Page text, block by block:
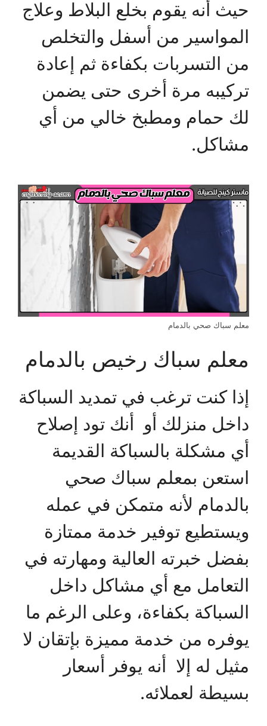
حيث أنه يقوم بخلع البلاط وعلاج
المواسير من أسفل والتخلص
من التسربات بكفاءة ثم إعادة
تركيبه مرة أخرى حتى يضمن
لك حمام ومطبخ خالي من أي
مشاكل.
معلم سباك صحي بالدمام
معلم سباك رخيص بالدمام
إذا كنت ترغب في تمديد السباكة
داخل منزلك أو أنك تود إصلاح
أي مشكلة بالسباكة القديمة
استعن بمعلم سباك صحي
بالدمام لأنه متمكن في عمله
ويستطيع توفير خدمة ممتازة
بفضل خبرته العالية ومهارته في
التعامل مع أي مشاكل داخل
السباكة بكفاءة، وعلى الرغم ما
يوفره من خدمة مميزة بإتقان لا
مثيل له إلا أنه يوفر أسعار
بسيطة لعملائه.